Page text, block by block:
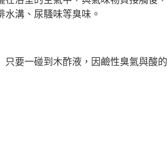
溝、尿騷味等臭味。
要一碰到木酢液，因鹼性臭氣與酸的